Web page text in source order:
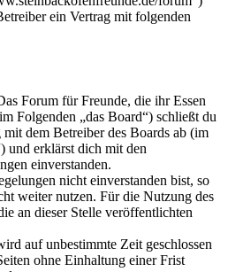
ein Vertrag mit folgenden
Forum für Freunde, die ihr Essen
Folgenden „das Board“) schließt du
dem Betreiber des Boards ab (im
und erklärst dich mit den
einverstanden.
nicht einverstanden bist, so
weiter nutzen. Für die Nutzung des
an dieser Stelle veröffentlichten
auf unbestimmte Zeit geschlossen
ohne Einhaltung einer Frist